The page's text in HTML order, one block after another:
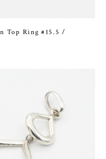
Top Ring #15.5 /